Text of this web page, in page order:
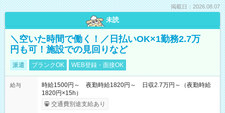
掲載日：2026.08.07
未読
＼空いた時間で働く！／日払いOK×1勤務2.7万
円も可！施設での見回りなど
派遣 ブランクOK WEB登録・面接OK
給与
時給1500円～ 夜勤時給1820円～ 日収2.7万円～（夜勤時給
1820円×15h）
交通費別途支給あり